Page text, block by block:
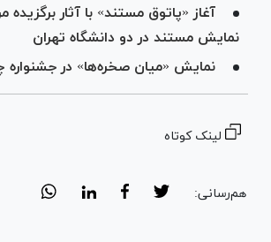
آغاز «پاتوق مستند» با آثار
نمایش مستند در دو دانشگاه تهران
نمایش «میان صخره‌ها» در جشنواره
لینک کوتاه
هم‌رسانی: